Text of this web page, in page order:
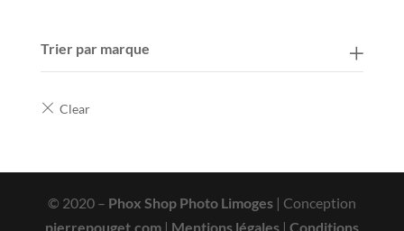
Trier par marque
© 2020 – Phox Shop Photo Limoges| Conception
pierrepouget.com| Mentions légales| Conditions